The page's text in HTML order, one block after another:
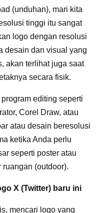
(unduhan), mari kita
tinggi itu sangat
logo dengan resolusi
desain dan visual yang
akan terlihat juga saat
secara fisik.
editing seperti
Corel Draw, atau
atau desain beresolusi
ketika Anda perlu
seperti poster atau
(outdoor).
X (Twitter) baru ini
mencari logo yang